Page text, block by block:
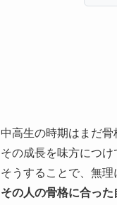
中高生の時期はまだ骨
その成長を味方につけ
そうすることで、無理
その人の骨格に合っ